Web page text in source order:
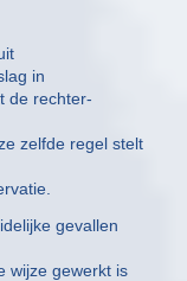
in
de rechter-
zelfde regel stelt
gevallen
wijze gewerkt is